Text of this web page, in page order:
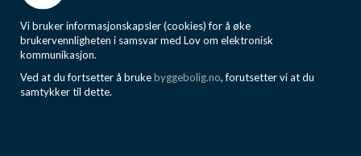
Vi bruker informasjonskapsler (cookies) for å øke
brukervennligheten i samsvar med Lov om elektronisk
kommunikasjon.
Ved at du fortsetter å brukebyggebolig.no, forutsetter vi at du
samtykker til dette.